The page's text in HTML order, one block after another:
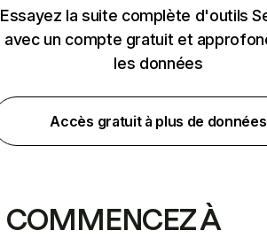
Essayez la suite complète d'outils
avec un compte gratuit et
les données
Accès gratuit à plus de données
COMMENCEZ À